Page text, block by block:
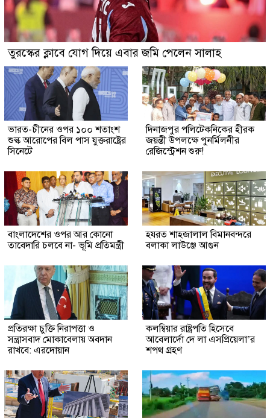
তুরস্কের ক্লাবে যোগ দিয়ে এবার জমি পেলেন সালাহ
ভারত-চীনের ওপর ১০০ শতাংশ
শুল্ক আরোপের বিল পাস যুক্তরাষ্ট্রের
সিনেটে
দিনাজপুর পলিটেকনিকের হীরক
জয়ন্তী উপলক্ষে পুনর্মিলনীর
রেজিস্ট্রেশন শুরু!
বাংলাদেশের ওপর আর কোনো
তাবেদারি চলবে না- ভূমি প্রতিমন্ত্রী
হযরত শাহজালাল বিমানবন্দরে
বলাকা লাউঞ্জে আগুন
প্রতিরক্ষা চুক্তি নিরাপত্তা ও
সন্ত্রাসবাদ মোকাবেলায় অবদান
রাখবে: এরদোয়ান
কলম্বিয়ার রাষ্ট্রপতি হিসেবে
আবেলার্দো দে লা এসপ্রিয়েলা’র
শপথ গ্রহণ